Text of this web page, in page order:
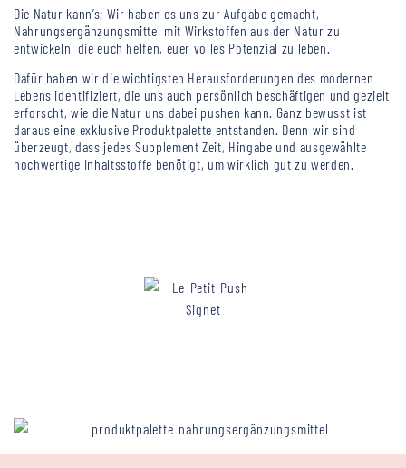
Die Natur kann’s: Wir haben es uns zur Aufgabe gemacht,
Nahrungsergänzungsmittel mit Wirkstoffen aus der Natur zu
entwickeln, die euch helfen, euer volles Potenzial zu leben.
Dafür haben wir die wichtigsten Herausforderungen des modernen
Lebens identifiziert, die uns auch persönlich beschäftigen und gezielt
erforscht, wie die Natur uns dabei pushen kann. Ganz bewusst ist
daraus eine exklusive Produktpalette entstanden. Denn wir sind
überzeugt, dass jedes Supplement Zeit, Hingabe und ausgewählte
hochwertige Inhaltsstoffe benötigt, um wirklich gut zu werden.